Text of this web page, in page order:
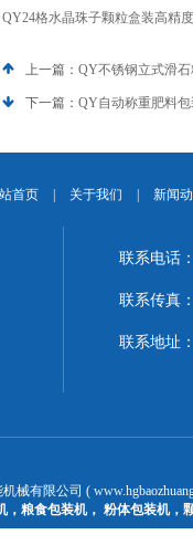
QY24格水晶珠子颗粒盒装高精
上一篇： QY不锈钢立式滑
下一篇： QY自动称重肥料
首页 关于我们 新闻
联系电话
联系传真
联系地址
械有限公司 (
， 粮食包装机， 粉体包装机，